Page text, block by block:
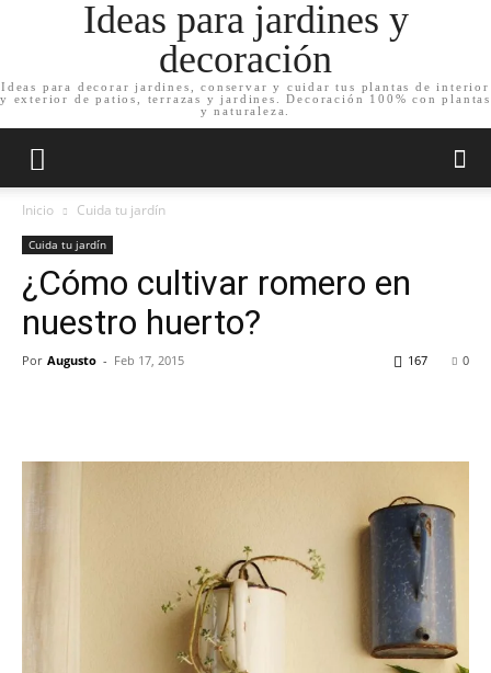
Ideas para jardines y
decoración
Ideas para decorar jardines, conservar y cuidar tus plantas de interior
y exterior de patios, terrazas y jardines. Decoración 100% con plantas
y naturaleza.
Inicio Cuida tu jardín
Cuida tu jardín
¿Cómo cultivar romero en
nuestro huerto?
Por Augusto - Feb 17, 2015 0
167